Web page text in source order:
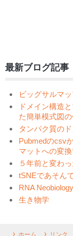
最新ブログ記事
ビッグサルマ
ドメイン構造
た簡単模式図
タンパク質の
Pubmedのcsv
マットへの変
５年前と変わ
tSNEであそん
RNA
生き物学
ホーム リンク